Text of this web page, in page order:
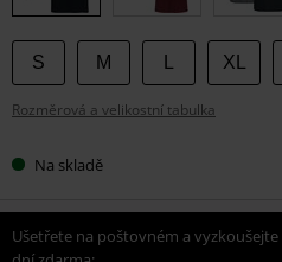
S M XL
Rozměrová a velikostní tabulka
Na skladě
Ušetřete na poštovném a vyzkoušejte